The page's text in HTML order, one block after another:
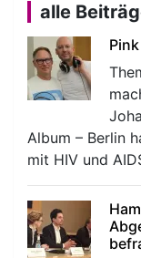
alle
Album – Berlin
mit HIV und